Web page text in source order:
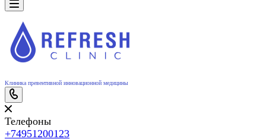
Клиника превентивной инновационной медицины
Телефоны
+74951200123